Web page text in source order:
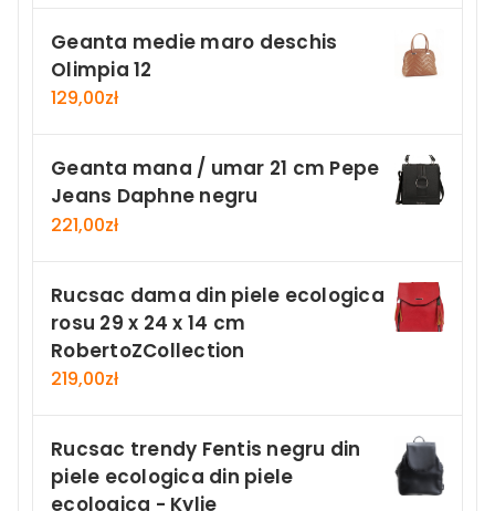
Geanta medie maro deschis
Olimpia 12
129,00zł
Geanta mana / umar 21 cm Pepe
Jeans Daphne negru
221,00zł
Rucsac dama din piele ecologica
rosu 29 x 24 x 14 cm
RobertoZCollection
219,00zł
Rucsac trendy Fentis negru din
piele ecologica din piele
ecologica - Kylie